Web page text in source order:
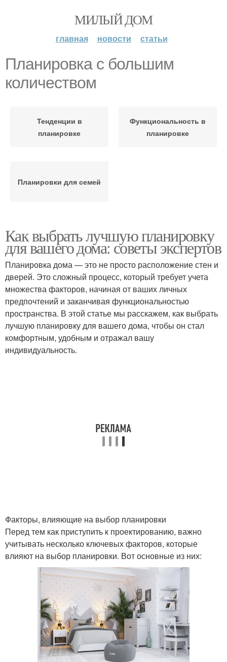
МИЛЫЙ ДОМ
главная новости статьи
Планировка с большим
количеством
Тенденции в
планировке
Функциональность в
планировке
Планировки для семей
Как выбрать лучшую планировку
для вашего дома: советы экспертов
Планировка дома — это не просто расположение стен и
дверей. Это сложный процесс, который требует учета
множества факторов, начиная от ваших личных
предпочтений и заканчивая функциональностью
пространства. В этой статье мы расскажем, как выбрать
лучшую планировку для вашего дома, чтобы он стал
комфортным, удобным и отражал вашу
индивидуальность.
Факторы, влияющие на выбор планировки
Перед тем как приступить к проектированию, важно
учитывать несколько ключевых факторов, которые
влияют на выбор планировки. Вот основные из них: